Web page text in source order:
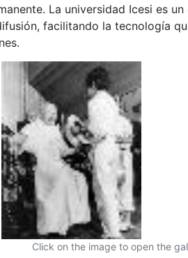
La universidad Icesi es
facilitando la tecnología
Click on the image to open the